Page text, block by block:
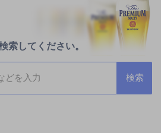
索してください。